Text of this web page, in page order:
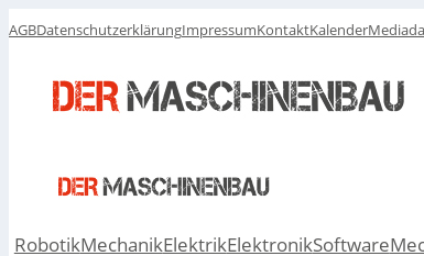
AGBDatenschutzerklärungImpressumKontaktKalender
RobotikMechanikElektrikElektronikSoftware